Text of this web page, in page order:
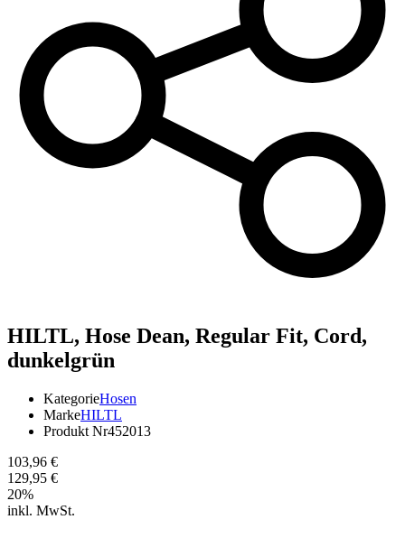
HILTL, Hose Dean, Regular Fit, Cord,
dunkelgrün
KategorieHosen
MarkeHILTL
Produkt Nr452013
103,96 €
129,95 €
20%
inkl. MwSt.